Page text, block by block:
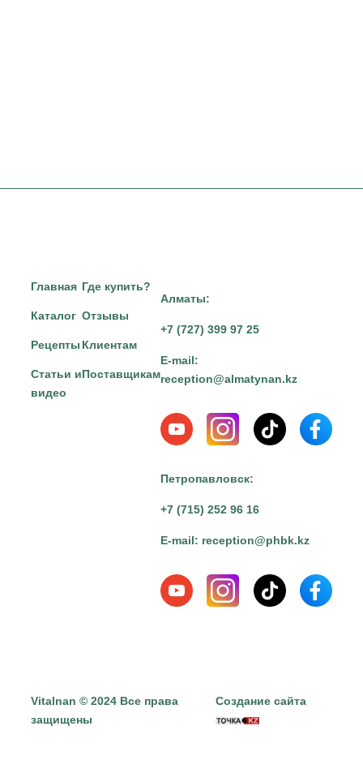
Главная
Каталог
Рецепты
Статьи и
видео
Где купить?
Отзывы
Клиентам
Поставщикам
Алматы:
+7 (727) 399 97 25
E-mail:
reception@almatynan.kz
Петропавловск:
+7 (715) 252 96 16
E-mail: reception@phbk.kz
Vitalnan © 2024 Все права
защищены
Создание сайта